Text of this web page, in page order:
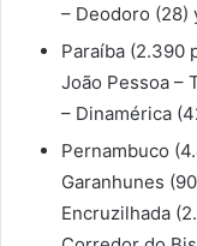
– Deodoro (28)
Paraíba (2.390
João Pessoa –
– Dinamérica
Pernambuco
Garanhunes
Encruzilhada